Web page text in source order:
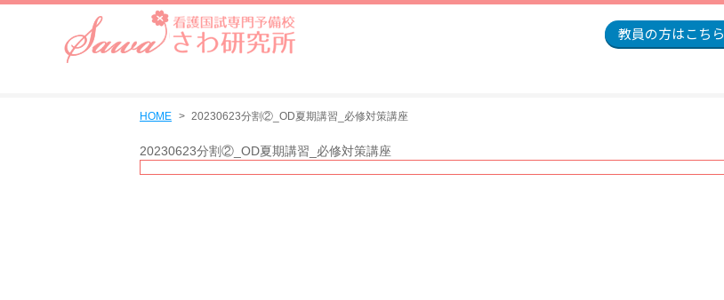
教員の方はこちら
HOME 20230623分割②_OD夏期講習_必修対策講座
20230623分割②_OD夏期講習_必修対策講座